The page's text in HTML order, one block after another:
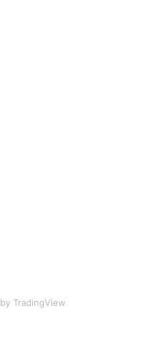
by TradingView